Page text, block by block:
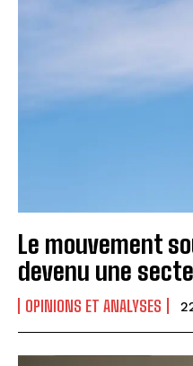
Le mouvement
devenu une secte
OPINIONS ET ANALYSES